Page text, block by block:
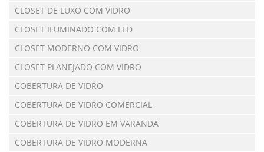
CLOSET DE LUXO COM VIDRO
CLOSET ILUMINADO COM LED
CLOSET MODERNO COM VIDRO
CLOSET PLANEJADO COM VIDRO
COBERTURA DE VIDRO
COBERTURA DE VIDRO COMERCIAL
COBERTURA DE VIDRO EM VARANDA
COBERTURA DE VIDRO MODERNA